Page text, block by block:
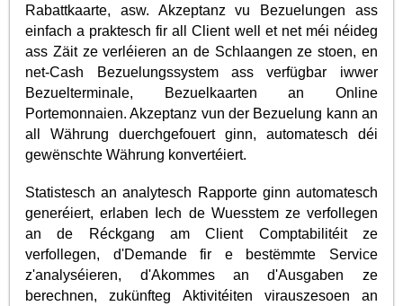
Rabattkaarte, asw. Akzeptanz vu Bezuelungen ass
einfach a praktesch fir all Client well et net méi néideg
ass Zäit ze verléieren an de Schlaangen ze stoen, en
net-Cash Bezuelungssystem ass verfügbar iwwer
Bezuelterminale, Bezuelkaarten an Online
Portemonnaien. Akzeptanz vun der Bezuelung kann an
all Währung duerchgefouert ginn, automatesch déi
gewënschte Währung konvertéiert.
Statistesch an analytesch Rapporte ginn automatesch
generéiert, erlaben Iech de Wuesstem ze verfollegen
an de Réckgang am Client Comptabilitéit ze
verfollegen, d'Demande fir e bestëmmte Service
z'analyséieren, d'Akommes an d'Ausgaben ze
berechnen, zukünfteg Aktivitéiten virauszesoen an